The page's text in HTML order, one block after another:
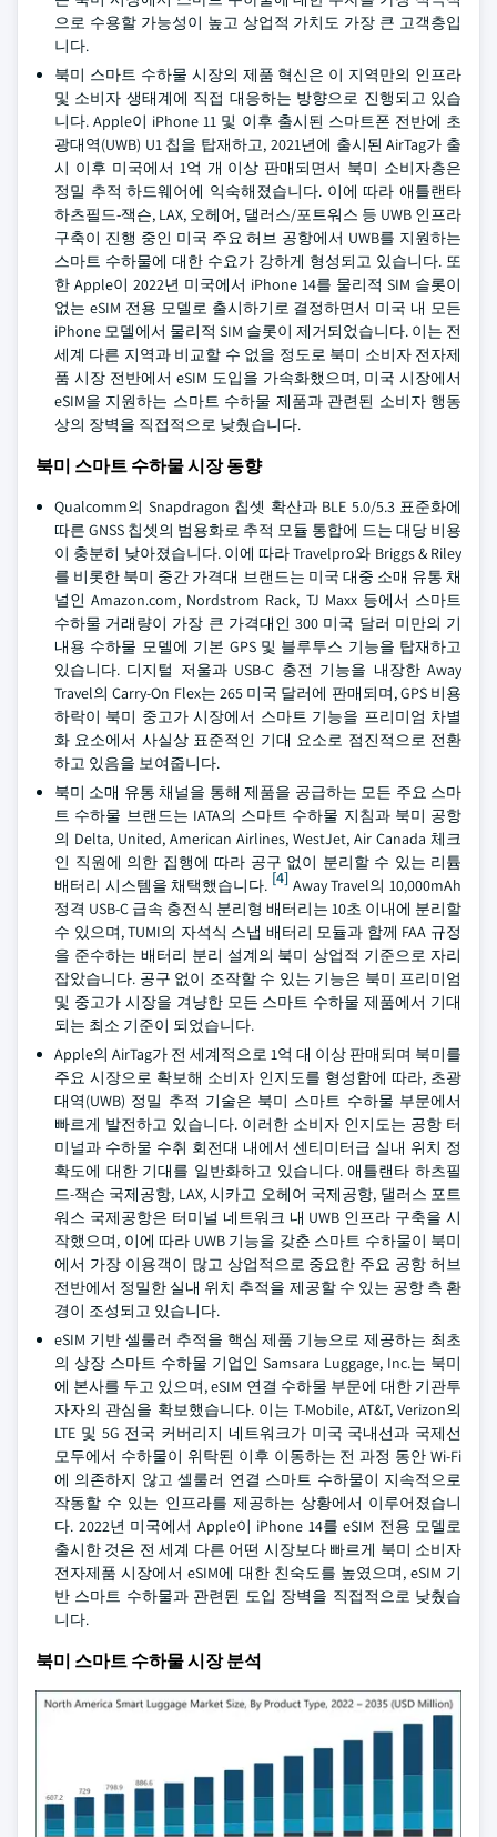
으로 수용할 가능성이 높고 상업적 가치도 가장 큰 고객층입
니다.
북미 스마트 수하물 시장의 제품 혁신은 이 지역만의 인프라
및 소비자 생태계에 직접 대응하는 방향으로 진행되고 있습
니다. Apple이 iPhone 11 및 이후 출시된 스마트폰 전반에 초
광대역(UWB) U1 칩을 탑재하고, 2021년에 출시된 AirTag가 출
시 이후 미국에서 1억 개 이상 판매되면서 북미 소비자층은
정밀 추적 하드웨어에 익숙해졌습니다. 이에 따라 애틀랜타
하츠필드-잭슨, LAX, 오헤어, 댈러스/포트워스 등 UWB 인프라
구축이 진행 중인 미국 주요 허브 공항에서 UWB를 지원하는
스마트 수하물에 대한 수요가 강하게 형성되고 있습니다. 또
한 Apple이 2022년 미국에서 iPhone 14를 물리적 SIM 슬롯이
없는 eSIM 전용 모델로 출시하기로 결정하면서 미국 내 모든
iPhone 모델에서 물리적 SIM 슬롯이 제거되었습니다. 이는 전
세계 다른 지역과 비교할 수 없을 정도로 북미 소비자 전자제
품 시장 전반에서 eSIM 도입을 가속화했으며, 미국 시장에서
eSIM을 지원하는 스마트 수하물 제품과 관련된 소비자 행동
상의 장벽을 직접적으로 낮췄습니다.
북미 스마트 수하물 시장 동향
Qualcomm의 Snapdragon 칩셋 확산과 BLE 5.0/5.3 표준화에
따른 GNSS 칩셋의 범용화로 추적 모듈 통합에 드는 대당 비용
이 충분히 낮아졌습니다. 이에 따라 Travelpro와 Briggs & Riley
를 비롯한 북미 중간 가격대 브랜드는 미국 대중 소매 유통 채
널인 Amazon.com, Nordstrom Rack, TJ Maxx 등에서 스마트
수하물 거래량이 가장 큰 가격대인 300 미국 달러 미만의 기
내용 수하물 모델에 기본 GPS 및 블루투스 기능을 탑재하고
있습니다. 디지털 저울과 USB-C 충전 기능을 내장한 Away
Travel의 Carry-On Flex는 265 미국 달러에 판매되며, GPS 비용
하락이 북미 중고가 시장에서 스마트 기능을 프리미엄 차별
화 요소에서 사실상 표준적인 기대 요소로 점진적으로 전환
하고 있음을 보여줍니다.
북미 소매 유통 채널을 통해 제품을 공급하는 모든 주요 스마
트 수하물 브랜드는 IATA의 스마트 수하물 지침과 북미 공항
의 Delta, United, American Airlines, WestJet, Air Canada 체크
인 직원에 의한 집행에 따라 공구 없이 분리할 수 있는 리튬
배터리 시스템을 채택했습니다. [4] Away Travel의 10,000mAh
정격 USB-C 급속 충전식 분리형 배터리는 10초 이내에 분리할
수 있으며, TUMI의 자석식 스냅 배터리 모듈과 함께 FAA 규정
을 준수하는 배터리 분리 설계의 북미 상업적 기준으로 자리
잡았습니다. 공구 없이 조작할 수 있는 기능은 북미 프리미엄
및 중고가 시장을 겨냥한 모든 스마트 수하물 제품에서 기대
되는 최소 기준이 되었습니다.
Apple의 AirTag가 전 세계적으로 1억 대 이상 판매되며 북미를
주요 시장으로 확보해 소비자 인지도를 형성함에 따라, 초광
대역(UWB) 정밀 추적 기술은 북미 스마트 수하물 부문에서
빠르게 발전하고 있습니다. 이러한 소비자 인지도는 공항 터
미널과 수하물 수취 회전대 내에서 센티미터급 실내 위치 정
확도에 대한 기대를 일반화하고 있습니다. 애틀랜타 하츠필
드-잭슨 국제공항, LAX, 시카고 오헤어 국제공항, 댈러스 포트
워스 국제공항은 터미널 네트워크 내 UWB 인프라 구축을 시
작했으며, 이에 따라 UWB 기능을 갖춘 스마트 수하물이 북미
에서 가장 이용객이 많고 상업적으로 중요한 주요 공항 허브
전반에서 정밀한 실내 위치 추적을 제공할 수 있는 공항 측 환
경이 조성되고 있습니다.
eSIM 기반 셀룰러 추적을 핵심 제품 기능으로 제공하는 최초
의 상장 스마트 수하물 기업인 Samsara Luggage, Inc.는 북미
에 본사를 두고 있으며, eSIM 연결 수하물 부문에 대한 기관투
자자의 관심을 확보했습니다. 이는 T-Mobile, AT&T, Verizon의
LTE 및 5G 전국 커버리지 네트워크가 미국 국내선과 국제선
모두에서 수하물이 위탁된 이후 이동하는 전 과정 동안 Wi-Fi
에 의존하지 않고 셀룰러 연결 스마트 수하물이 지속적으로
작동할 수 있는 인프라를 제공하는 상황에서 이루어졌습니
다. 2022년 미국에서 Apple이 iPhone 14를 eSIM 전용 모델로
출시한 것은 전 세계 다른 어떤 시장보다 빠르게 북미 소비자
전자제품 시장에서 eSIM에 대한 친숙도를 높였으며, eSIM 기
반 스마트 수하물과 관련된 도입 장벽을 직접적으로 낮췄습
니다.
북미 스마트 수하물 시장 분석